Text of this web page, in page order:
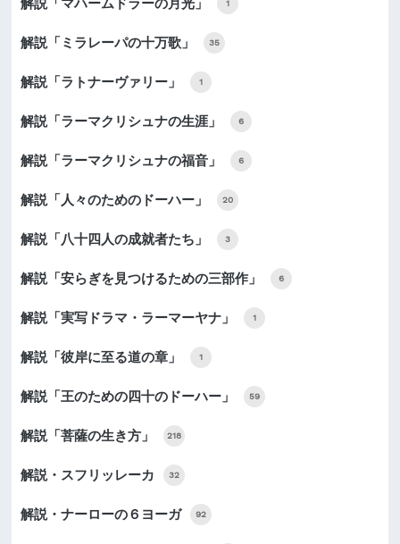
解説「マハームドラーの月光」 1
解説「ミラレーパの十万歌」 35
解説「ラトナーヴァリー」 1
解説「ラーマクリシュナの生涯」 6
解説「ラーマクリシュナの福音」 6
解説「人々のためのドーハー」 20
解説「八十四人の成就者たち」 3
解説「安らぎを見つけるための三部作」 6
解説「実写ドラマ・ラーマーヤナ」 1
解説「彼岸に至る道の章」 1
解説「王のための四十のドーハー」 59
解説「菩薩の生き方」 218
解説・スフリッレーカ 32
解説・ナーローの６ヨーガ 92